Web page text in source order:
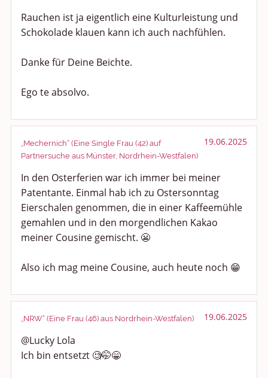
Rauchen ist ja eigentlich eine Kulturleistung und
Schokolade klauen kann ich auch nachfühlen.
Danke für Deine Beichte.
Ego te absolvo.
„Mechernich“ (Eine Single Frau (42) auf
Partnersuche aus Münster, Nordrhein-Westfalen)
19.06.2025
In den Osterferien war ich immer bei meiner
Patentante. Einmal hab ich zu Ostersonntag
Eierschalen genommen, die in einer Kaffeemühle
gemahlen und in den morgendlichen Kakao
meiner Cousine gemischt. 😬
Also ich mag meine Cousine, auch heute noch 😁
„NRW“ (Eine Frau (46) aus Nordrhein-Westfalen) 19.06.2025
@Lucky Lola
Ich bin entsetzt 🧐🤭😁